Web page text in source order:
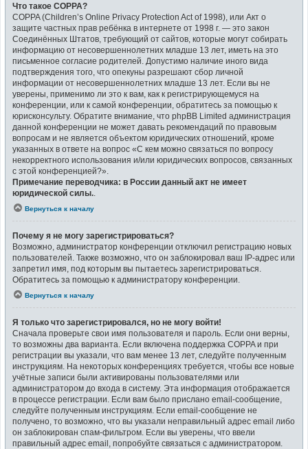
Что такое COPPA?
COPPA (Children’s Online Privacy Protection Act of 1998), или Акт о
защите частных прав ребёнка в интернете от 1998 г. — это закон
Соединённых Штатов, требующий от сайтов, которые могут собирать
информацию от несовершеннолетних младше 13 лет, иметь на это
письменное согласие родителей. Допустимо наличие иного вида
подтверждения того, что опекуны разрешают сбор личной
информации от несовершеннолетних младше 13 лет. Если вы не
уверены, применимо ли это к вам, как к регистрирующемуся на
конференции, или к самой конференции, обратитесь за помощью к
юрисконсульту. Обратите внимание, что phpBB Limited администрация
данной конференции не может давать рекомендаций по правовым
вопросам и не является объектом юридических отношений, кроме
указанных в ответе на вопрос «С кем можно связаться по вопросу
некорректного использования и/или юридических вопросов, связанных
с этой конференцией?».
Примечание переводчика: в России данный акт не имеет
юридической силы.
Вернуться к началу
Почему я не могу зарегистрироваться?
Возможно, администратор конференции отключил регистрацию новых
пользователей. Также возможно, что он заблокировал ваш IP-адрес или
запретил имя, под которым вы пытаетесь зарегистрироваться.
Обратитесь за помощью к администратору конференции.
Вернуться к началу
Я только что зарегистрировался, но не могу войти!
Сначала проверьте свои имя пользователя и пароль. Если они верны,
то возможны два варианта. Если включена поддержка COPPA и при
регистрации вы указали, что вам менее 13 лет, следуйте полученным
инструкциям. На некоторых конференциях требуется, чтобы все новые
учётные записи были активированы пользователями или
администратором до входа в систему. Эта информация отображается
в процессе регистрации. Если вам было прислано email-сообщение,
следуйте полученным инструкциям. Если email-сообщение не
получено, то возможно, что вы указали неправильный адрес email либо
он заблокирован спам-фильтром. Если вы уверены, что ввели
правильный адрес email, попробуйте связаться с администратором.